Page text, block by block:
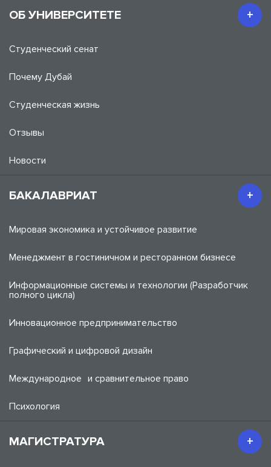
ОБ УНИВЕРСИТЕТЕ
Студенческий сенат
Почему Дубай
Студенческая жизнь
Отзывы
Новости
БАКАЛАВРИАТ
Мировая экономика и устойчивое развитие
Менеджмент в гостиничном и ресторанном бизнесе
Информационные системы и технологии (Разработчик
полного цикла)
Инновационное предпринимательство
Графический и цифровой дизайн
Международное и сравнительное право
Психология
МАГИСТРАТУРА